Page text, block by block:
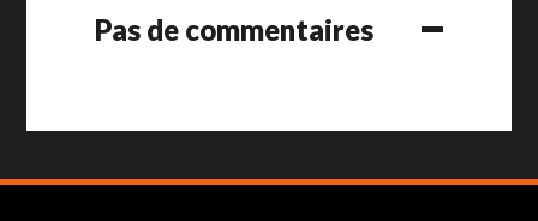
Pas de commentaires